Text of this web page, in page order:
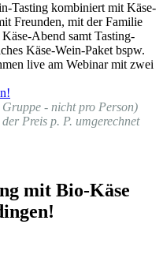
Tasting kombiniert mit Käse-
Freunden, mit der Familie
Abend samt Tasting-
Käse-Wein-Paket bspw.
live am Webinar mit zwei
- nicht pro Person)
Preis p. P. umgerechnet
mit Bio-Käse